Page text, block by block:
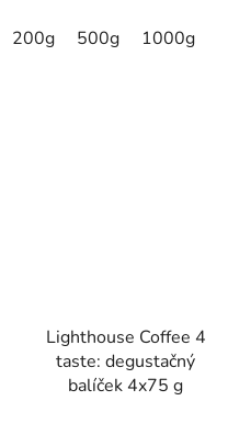
200g 500g 1000g
Lighthouse Coffee 4
taste: degustačný
balíček 4x75 g